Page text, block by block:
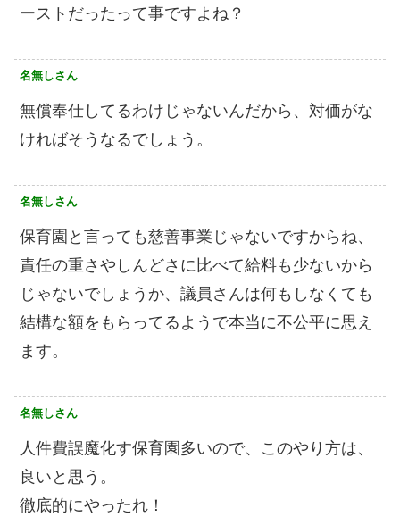
ーストだったって事ですよね？
名無しさん
無償奉仕してるわけじゃないんだから、対価がな
ければそうなるでしょう。
名無しさん
保育園と言っても慈善事業じゃないですからね、
責任の重さやしんどさに比べて給料も少ないから
じゃないでしょうか、議員さんは何もしなくても
結構な額をもらってるようで本当に不公平に思え
ます。
名無しさん
人件費誤魔化す保育園多いので、このやり方は、
良いと思う。
徹底的にやったれ！